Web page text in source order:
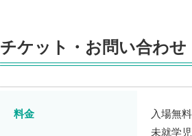
チケット・お問い合わせ
料金
入場無料
未就学